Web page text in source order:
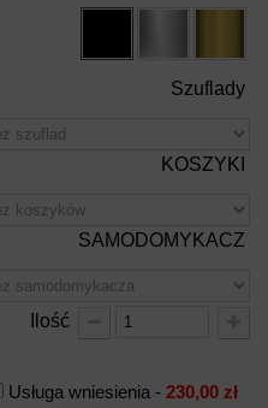
Szuflady
KOSZYKI
SAMODOMYKACZ
Ilość
Usługa wniesienia - 230,00 zł